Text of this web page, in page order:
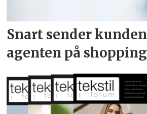
Snart sender
agenten på shopping